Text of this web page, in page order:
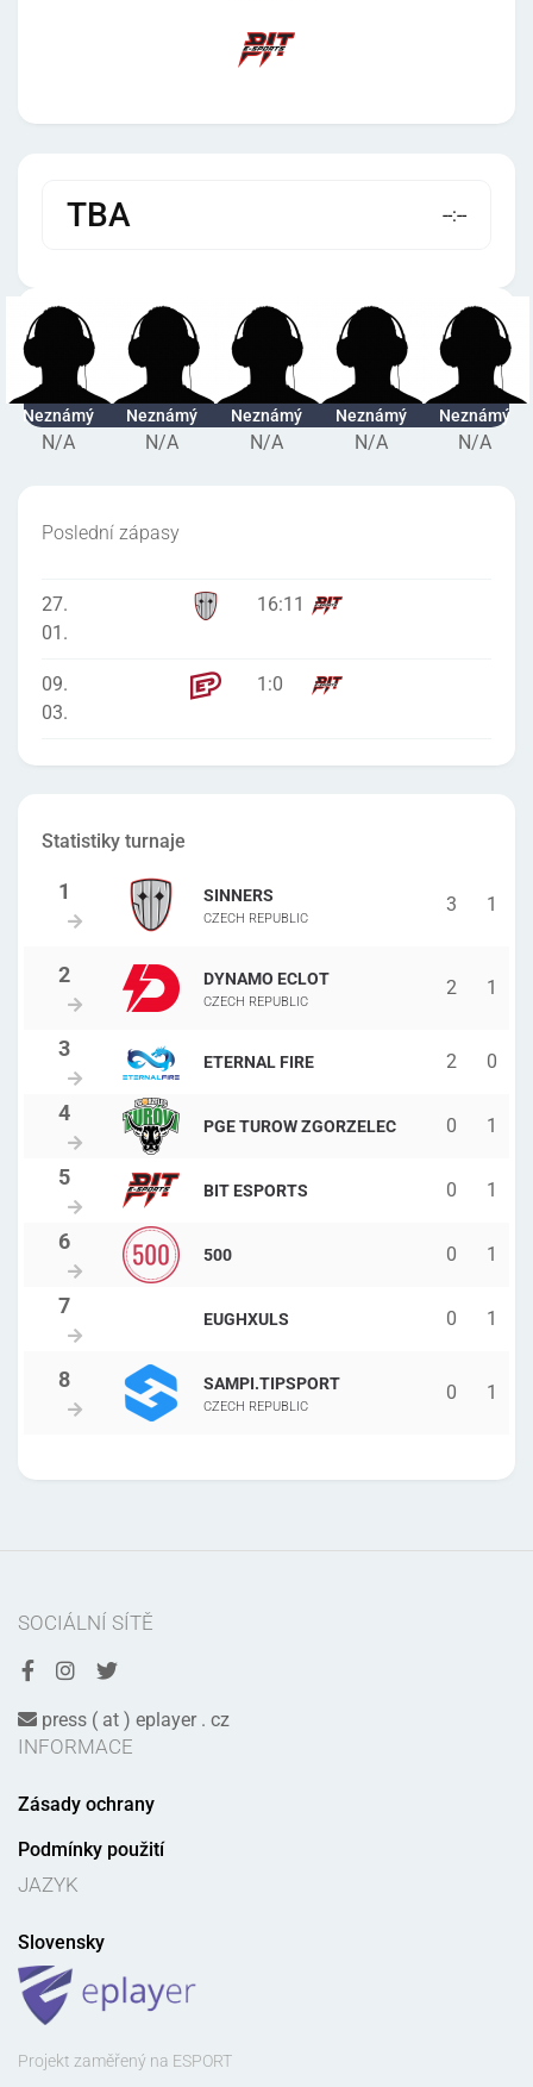
TBA --:--
Neznámý
N/A
Neznámý
N/A
Neznámý
N/A
Neznámý
N/A
Neznámý
N/A
Poslední zápasy
27.
01.
16:11
09.
03.
1 :0
Statistiky turnaje
SINNERS
CZECH REPUBLIC
3 1
DYNAMO ECLOT
CZECH REPUBLIC
2 1
ETERNAL FIRE 2 0
PGE TUROW ZGORZELEC 0 1
BIT ESPORTS 0 1
500 0 1
EUGHXULS 0 1
SAMPI.TIPSPORT
CZECH REPUBLIC
0 1
SOCIÁLNÍ SÍTĚ
press ( at ) eplayer . cz
INFORMACE
Zásady ochrany
Podmínky použití
JAZYK
Slovensky
Projekt zaměřený na ESPORT